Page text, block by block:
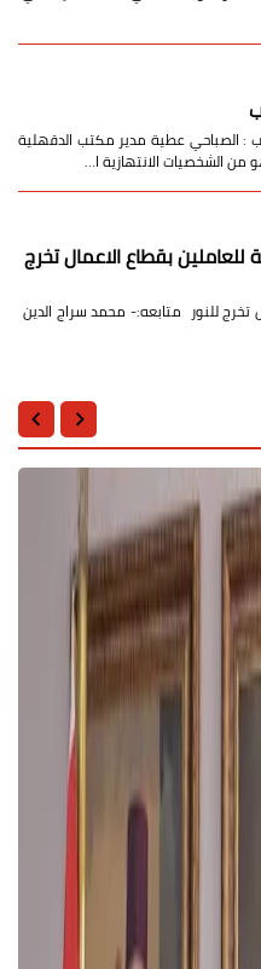
عطية مدير مكتب الدقهلية
الشخصيات الانتهازية ا…
للعاملين بقطاع الاعمال تخرج
تخرج للنور متابعه:- محمد سراج الدين